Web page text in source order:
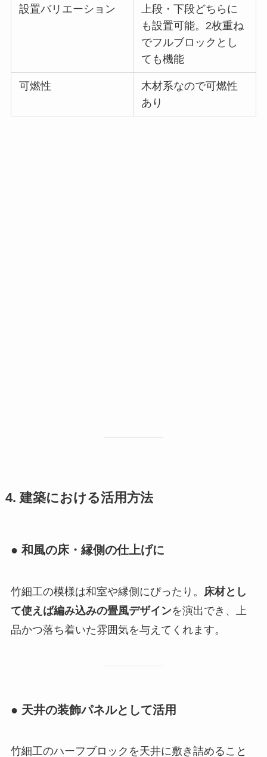
設置バリエーション
上段・下段どちらに
も設置可能。2枚重ね
でフルブロックとし
ても機能
可燃性
木材系なので可燃性
あり
4. 建築における活用方法
● 和風の床・縁側の仕上げに
竹細工の模様は和室や縁側にぴったり。
床材とし
て使えば編み込みの畳風デザインを演出でき、上
品かつ落ち着いた雰囲気を与えてくれます。
● 天井の装飾パネルとして活用
竹細工のハーフブロックを天井に敷き詰めること